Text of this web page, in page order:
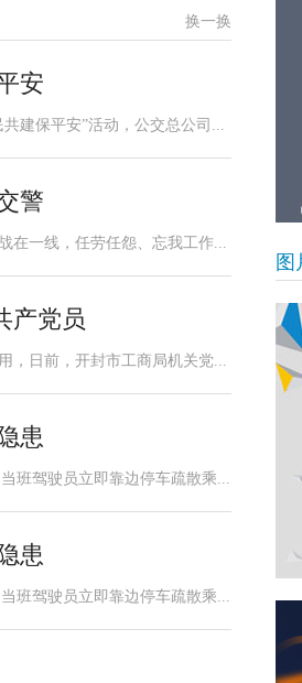
换一换
安
建保平安”活动，公交总公司...
警
在一线，任劳任怨、忘我工作...
产党员
，日前，开封市工商局机关党...
患
班驾驶员立即靠边停车疏散乘...
患
班驾驶员立即靠边停车疏散乘...
图